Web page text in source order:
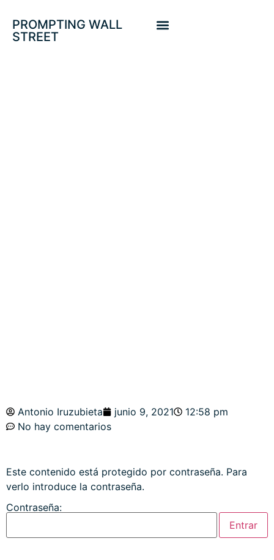
PROMPTING WALL
STREET
Antonio Iruzubieta junio 9, 2021
12:58 pm
No hay comentarios
Este contenido está protegido por contraseña. Para
verlo introduce la contraseña.
Contraseña: